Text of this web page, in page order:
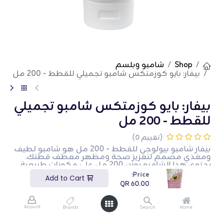
Price:
60.00
Home
Search
Brands
Account
Shop شامبو وبلسم
بيفار: بايو كوزمتكس شامبو تجميلي للقطط - 200 مل
بيفار: بايو كوزمتكس شامبو تجميلي
للقطط - 200 مل
(تقييم 0)
بيفار شامبو بيولوجي للقطط - 200 مل هو شامبو لطيف
ومغذي مصمم لتعزيز صحة ومظهر معطف قطتك.
يحتوي هذا الشامبو بوزن 200 مل على مكونات طبيعية
تنظف وتكييف المعطف، مما يتركه ناعمًا ولامعًا. إنه
مناسب للاستخدام المنتظم ويساعد في الحفاظ على
معطف صحي. هذا المنتج مثالي لأصحاب القطط الذين
يبحثون عن تقديم حل تجميل عالي الجودة لحيواناتهم
الأليفة.